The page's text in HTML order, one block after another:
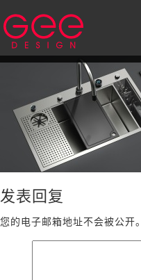
发表回复
您的电子邮箱地址不会被公开。